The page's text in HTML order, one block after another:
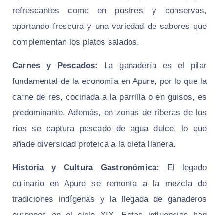
refrescantes como en postres y conservas,
aportando frescura y una variedad de sabores que
complementan los platos salados.
Carnes y Pescados:
La ganadería es el pilar
fundamental de la economía en Apure, por lo que la
carne de res, cocinada a la parrilla o en guisos, es
predominante. Además, en zonas de riberas de los
ríos se captura pescado de agua dulce, lo que
añade diversidad proteica a la dieta llanera.
Historia y Cultura Gastronómica:
El legado
culinario en Apure se remonta a la mezcla de
tradiciones indígenas y la llegada de ganaderos